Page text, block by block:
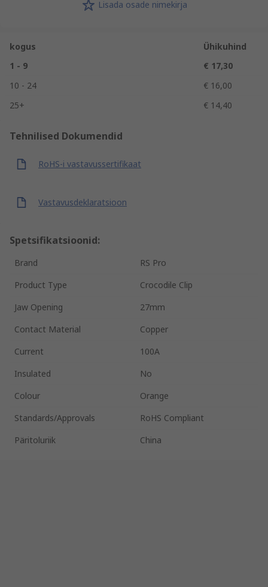
Lisada osade nimekirja
kogus
Ühikuhind
1 - 9
€ 17,30
10 - 24
€ 16,00
25+
€ 14,40
Tehnilised Dokumendid
RoHS-i vastavussertifikaat
Vastavusdeklaratsioon
Spetsifikatsioonid:
Brand
RS Pro
Product Type
Crocodile Clip
Jaw Opening
27mm
Contact Material
Copper
Current
100A
Insulated
No
Colour
Orange
Standards/Approvals
RoHS Compliant
Päritoluriik
China